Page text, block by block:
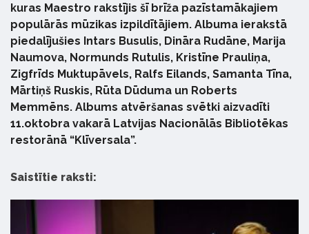
kuras Maestro rakstījis šī brīža pazīstamākajiem
populārās mūzikas izpildītājiem. Albuma ierakstā
piedalījušies Intars Busulis, Dināra Rudāne, Marija
Naumova, Normunds Rutulis, Kristīne Prauliņa,
Zigfrīds Muktupāvels, Ralfs Eilands, Samanta Tīna,
Mārtiņš Ruskis, Rūta Dūduma un Roberts
Memmēns. Albums atvēršanas svētki aizvadīti
11.oktobra vakarā Latvijas Nacionālās Bibliotēkas
restorānā “Klīversala”.
Saistītie raksti: